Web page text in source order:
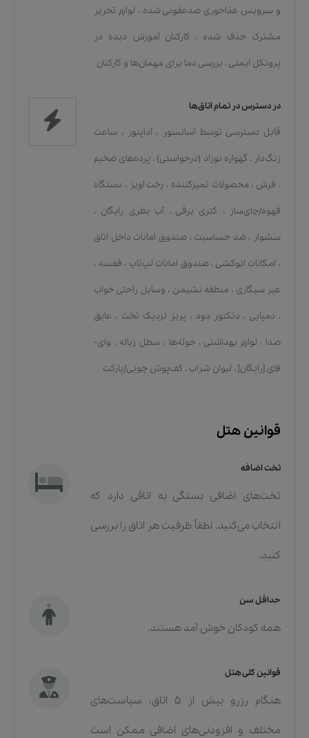
و سرویس غذاخوری ضدعفونی شده ، لوازم تحریر
مشترک حذف شده ، کارکنان آموزش دیده در
پروتکل ایمنی ، بررسی دما برای مهمان‌ها و کارکنان
در دسترس در تمام اتاق‌ها
قابل دسترسی توسط آسانسور ، آداپتور ، ساعت
زنگ‌دار ، گهواره نوزاد (درخواستی) ، پرده‌های ضخیم
، فرش ، محصولات تمیزکننده ، رخت آویز ، دستگاه
قهوه/چای‌ساز ، کتری برقی ، آب بطری رایگان ،
سشوار ، ضد حساسیت ، صندوق امانات داخل اتاق
، امکانات اتوکشی ، صندوق امانات لپ‌تاپ ، قفسه ،
غیر سیگاری ، منطقه نشیمن ، وسایل راحتی خواب
، دمپایی ، دتکتور دود ، پریز نزدیک تخت ، عایق
صدا ، لوازم بهداشتی ، حوله‌ها ، سطل زباله ، وای-
فای [رایگان] ، لیوان شراب ، کف‌پوش چوبی/پارکت
قوانین هتل
تخت اضافه
تخت‌های اضافی بستگی به اتاقی دارد که
انتخاب می‌کنید. لطفاً ظرفیت هر اتاق را بررسی
کنید.
حداقل سن
همه کودکان خوش آمد هستند.
قوانین کلی هتل
هنگام رزرو بیش از ۵ اتاق، سیاست‌های
مختلف و افزودنی‌های اضافی ممکن است